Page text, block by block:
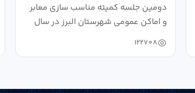
دومین جلسه کمیته مناسب سازی معابر
و اماکن عمومی شهرستان البرز در سال
۱۴۰۴ به...
122708